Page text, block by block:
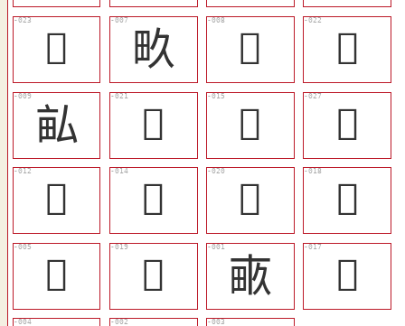
󳰑
畂 𠭇
󳰐
畆
󳰏 󳰉
󳰕
󳰆
󳰈 󳰎
󳰌
󳰄
󳰍 畞
󳰋